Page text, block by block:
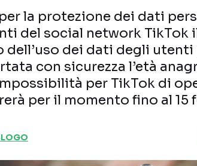
la protezione dei dati
del social network TikTok
dell’uso dei dati degli utenti
con sicurezza l’età
per TikTok di
per il momento fino al 15